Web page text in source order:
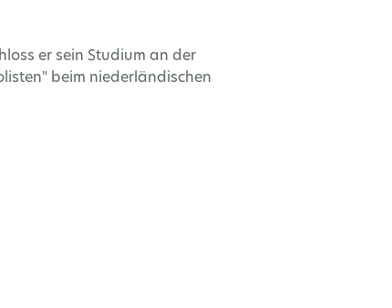
er sein Studium an der
beim niederländischen